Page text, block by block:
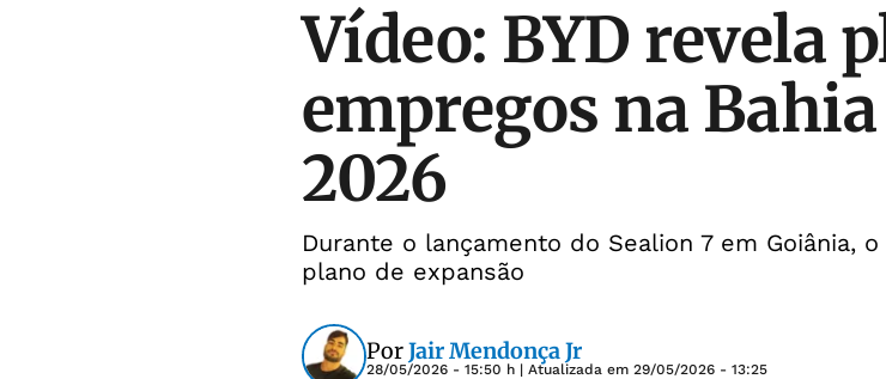
Vídeo: BYD revela
empregos na
2026
Durante o lançamento do Sealion 7 em Goiânia,
plano de expansão
PorJair Mendonça Jr
28/05/2026 - 15:50 h | Atualizada em 29/05/2026 - 13:25